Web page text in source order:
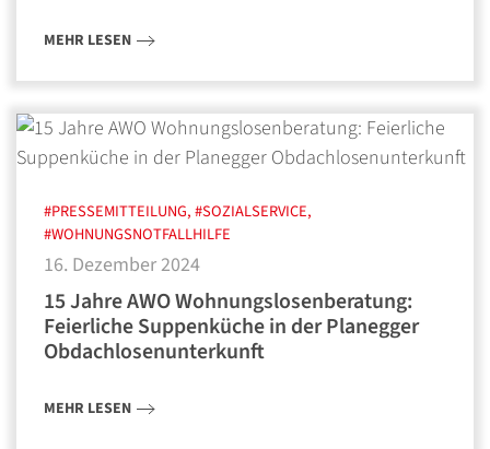
MEHR LESEN
#PRESSEMITTEILUNG, #SOZIALSERVICE,
#WOHNUNGSNOTFALLHILFE
16. Dezember 2024
15 Jahre AWO Wohnungslosenberatung:
Feierliche Suppenküche in der Planegger
Obdachlosenunterkunft
MEHR LESEN